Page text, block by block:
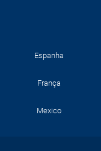
Espanha
França
Mexico